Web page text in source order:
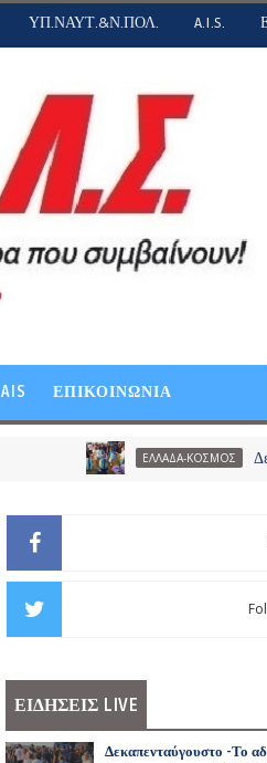
ΥΠ.ΝΑΥΤ.&Ν.ΠΟΛ. A.I.S.
AIS ΕΠΙΚΟΙΝΩΝΙΑ
ΕΛΛΑΔΑ-ΚΟΣΜΟΣ
ΕΙΔΗΣΕΙΣ LIVE
Δεκαπενταύγουστο -Το